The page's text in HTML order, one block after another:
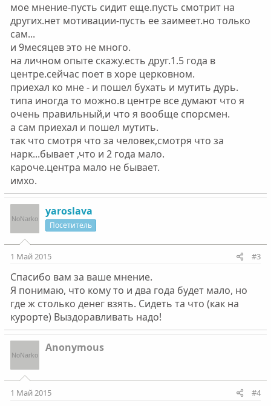
мое мнение-пусть сидит еще.пусть смотрит на
других.нет мотивации-пусть ее заимеет.но только
сам...
и 9месяцев это не много.
на личном опыте скажу.есть друг.1.5 года в
центре.сейчас поет в хоре церковном.
приехал ко мне - и пошел бухать и мутить дурь.
типа иногда то можно.в центре все думают что я
очень правильный,и что я вообще спорсмен.
а сам приехал и пошел мутить.
так что смотря что за человек,смотря что за
нарк...бывает ,что и 2 года мало.
кароче.центра мало не бывает.
имхо.
yaroslava
Посетитель
1 Май 2015 #3
Спасибо вам за ваше мнение.
Я понимаю, что кому то и два года будет мало, но
где ж столько денег взять. Сидеть та что (как на
курорте) Выздоравливать надо!
Anonymous
1 Май 2015 #4